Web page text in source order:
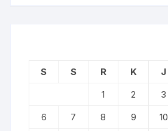
S S R K J
1
2 3
6
7 8 9 10